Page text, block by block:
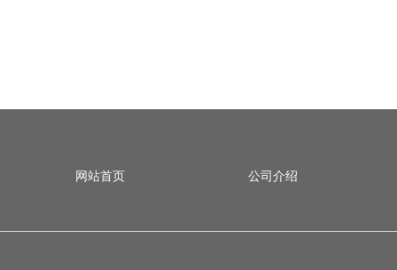
网站首页 公司介绍